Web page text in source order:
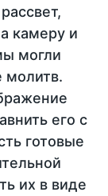
камеру и
могли
молитв.
его с
готовые
их в виде